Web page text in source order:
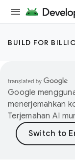
BUILD FOR
Google
menerjemahkan
Terjemahan AI